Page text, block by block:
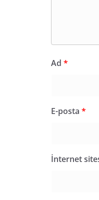
Ad *
E-posta *
İnternet